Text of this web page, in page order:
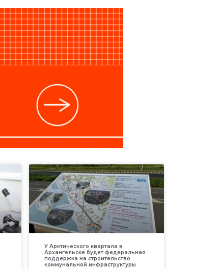
У Арктического квартала в
Архангельске будет федеральная
поддержка на строительство
коммунальной инфраструктуры